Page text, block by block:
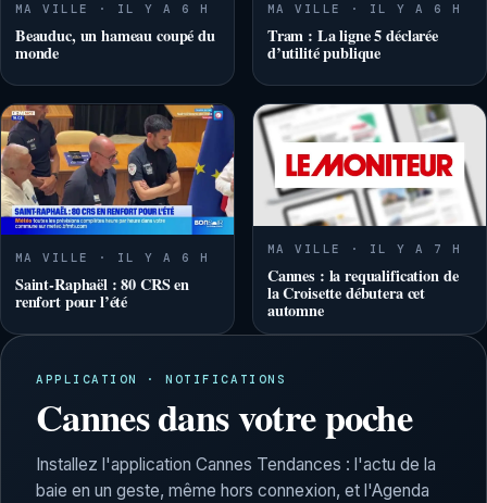
MA VILLE · IL Y A 6 H
Beauduc, un hameau coupé du
monde
MA VILLE · IL Y A 6 H
Tram : La ligne 5 déclarée
d’utilité publique
MA VILLE · IL Y A 6 H
Saint-Raphaël : 80 CRS en
renfort pour l’été
MA VILLE · IL Y A 7 H
Cannes : la requalification de
la Croisette débutera cet
automne
APPLICATION · NOTIFICATIONS
Cannes dans votre poche
Installez l'application Cannes Tendances : l'actu de la
baie en un geste, même hors connexion, et l'Agenda